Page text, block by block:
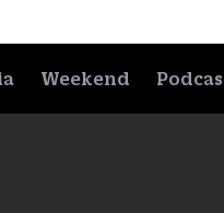
Weekend